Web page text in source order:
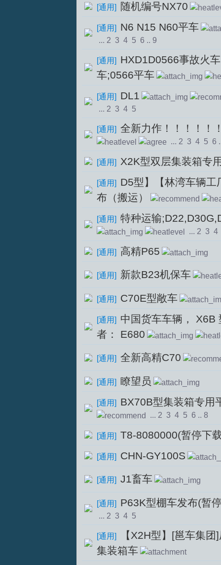
[通用] 随机编号NX70
[通用] N6 N15 N60平车
... 2 3 4 5 6 .. 9
[通用]
HXD1D0566事故火
车;0566平车
[通用] DL1
... 2 3 4 5
[通用] 全新力作！！！！！
... 2 3 4 5 6
[通用] X2K型双层集装箱专
[通用]
D5型】【林湾车辆工
布（搬运）
[通用] 特种运输
... 2 3 4
[通用] 高精P65
[通用] 新款B23机保车
[通用] C70E型敞车
[通用]
中国货车车辆， X6B
者： E680
[通用] 全新高精C70
[通用] 瞭望员
[通用] BX70B型集装箱专用
... 2 3 4 5 6 .. 8
[通用] T8-8080000(暂停下
[通用] CHN-GY100S
[通用] J1畜车
[通用] P63K型棚车发布(暂
... 2 3 4 5
[通用]
【X2H型】[邕车集
集装箱车